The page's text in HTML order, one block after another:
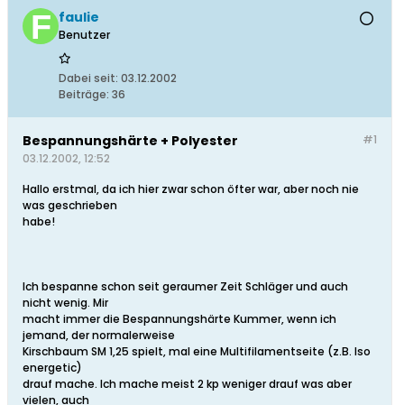
faulie
Benutzer
Dabei seit: 03.12.2002
Beiträge: 36
#1
Bespannungshärte + Polyester
03.12.2002, 12:52
Hallo erstmal, da ich hier zwar schon öfter war, aber noch nie
was geschrieben
habe!
Ich bespanne schon seit geraumer Zeit Schläger und auch
nicht wenig. Mir
macht immer die Bespannungshärte Kummer, wenn ich
jemand, der normalerweise
Kirschbaum SM 1,25 spielt, mal eine Multifilamentseite (z.B. Iso
energetic)
drauf mache. Ich mache meist 2 kp weniger drauf was aber
vielen, auch